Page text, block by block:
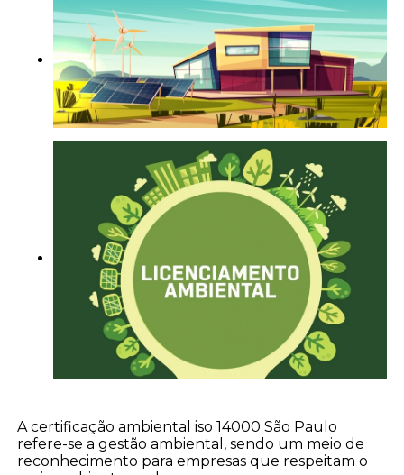
A certificação ambiental iso 14000 São Paulo
refere-se a gestão ambiental, sendo um meio de
reconhecimento para empresas que respeitam o